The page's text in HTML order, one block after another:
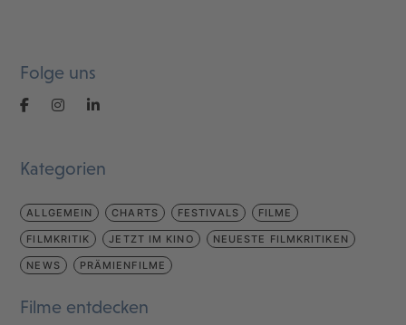
Folge uns
Kategorien
ALLGEMEIN CHARTS FESTIVALS FILME
FILMKRITIK JETZT IM KINO NEUESTE FILMKRITIKEN
NEWS PRÄMIENFILME
Filme entdecken